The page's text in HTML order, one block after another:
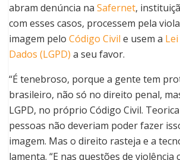
abram denúncia na Safernet,
com esses casos, processem pela
imagem pelo Código Civil e usem a
Dados (LGPD) a seu favor.
“É tenebroso, porque a gente tem
brasileiro, não só no direito penal,
LGPD, no próprio Código Civil.
pessoas não deveriam poder fazer
imagem. Mas o direito rasteja e a
lamenta. “E nas questões de